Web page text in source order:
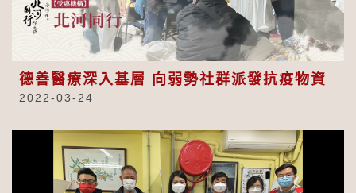
Video
德善醫療深入基層 向弱勢社群派發抗疫物資
2022-03-24